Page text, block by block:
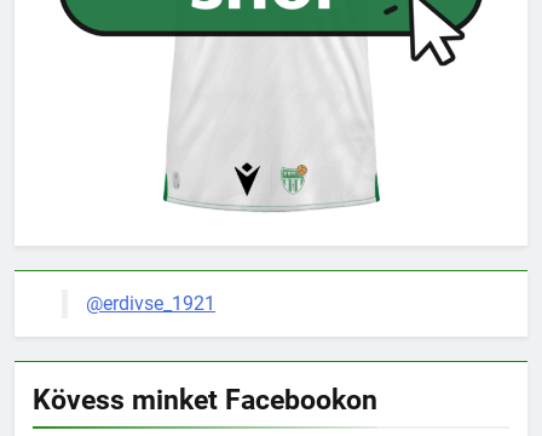
@erdivse_1921
Kövess minket Facebookon